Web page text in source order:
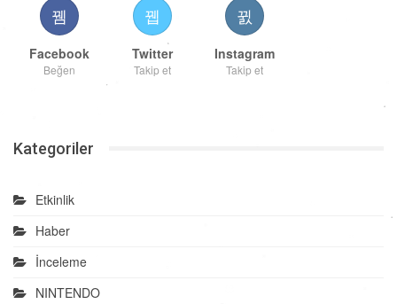
Facebook
Beğen
Twitter
Takip et
Instagram
Takip et
Kategoriler
Etkinlik
Haber
İnceleme
NINTENDO